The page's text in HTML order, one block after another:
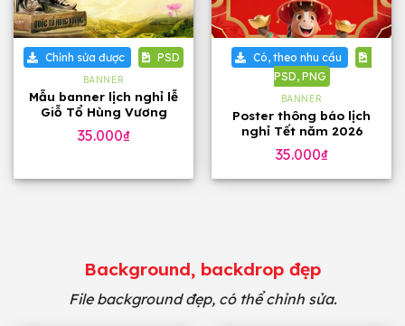
Chỉnh sửa được PSD
BANNER
Mẫu banner lịch nghỉ lễ
Giỗ Tổ Hùng Vương
10/03
35.000₫
Có, theo nhu cầu
PSD, PNG
BANNER
Poster thông báo lịch
nghỉ Tết năm 2026
35.000₫
Background, backdrop đẹp
File background đẹp, có thể chỉnh sửa.